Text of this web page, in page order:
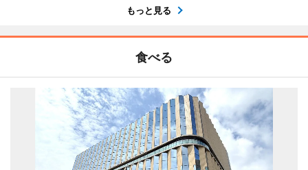
もっと見る
食べる